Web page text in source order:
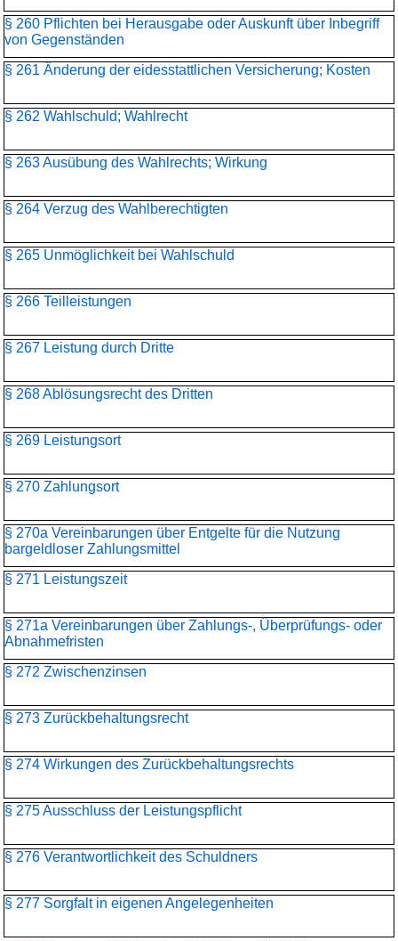
§ 260 Pflichten bei Herausgabe oder Auskunft über Inbegriff
von Gegenständen
§ 261 Änderung der eidesstattlichen Versicherung; Kosten
§ 262 Wahlschuld; Wahlrecht
§ 263 Ausübung des Wahlrechts; Wirkung
§ 264 Verzug des Wahlberechtigten
§ 265 Unmöglichkeit bei Wahlschuld
§ 266 Teilleistungen
§ 267 Leistung durch Dritte
§ 268 Ablösungsrecht des Dritten
§ 269 Leistungsort
§ 270 Zahlungsort
§ 270a Vereinbarungen über Entgelte für die Nutzung
bargeldloser Zahlungsmittel
§ 271 Leistungszeit
§ 271a Vereinbarungen über Zahlungs-, Überprüfungs- oder
Abnahmefristen
§ 272 Zwischenzinsen
§ 273 Zurückbehaltungsrecht
§ 274 Wirkungen des Zurückbehaltungsrechts
§ 275 Ausschluss der Leistungspflicht
§ 276 Verantwortlichkeit des Schuldners
§ 277 Sorgfalt in eigenen Angelegenheiten